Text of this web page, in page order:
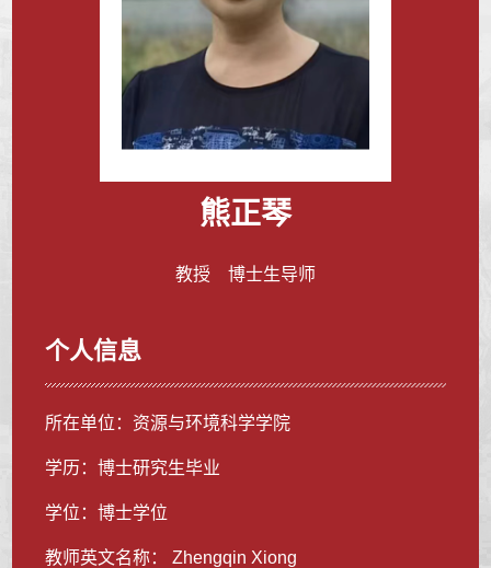
熊正琴
教授 博士生导师
个人信息
所在单位：资源与环境科学学院
学历：博士研究生毕业
学位：博士学位
教师英文名称： Zhengqin Xiong